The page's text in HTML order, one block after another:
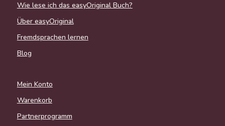
Wie lese ich das easyOriginal Buch?
Über easyOriginal
Fremdsprachen lernen
Blog
Mein Konto
Warenkorb
Partnerprogramm